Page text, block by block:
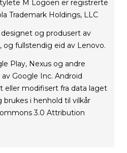
M Logoen er registrerte
Trademark Holdings, LLC
og produsert av
og fullstendig eid av Lenovo.
Play, Nexus og andre
Google Inc. Android
eller modifisert fra data laget
brukes i henhold til vilkår
3.0 Attribution